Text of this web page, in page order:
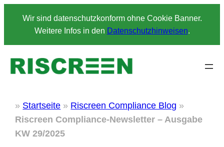
Wir sind datenschutzkonform ohne Cookie Banner.
Weitere Infos in den Datenschutzhinweisen.
» Startseite » Riscreen Compliance Blog »
Riscreen Compliance-Newsletter – Ausgabe
KW 29/2025